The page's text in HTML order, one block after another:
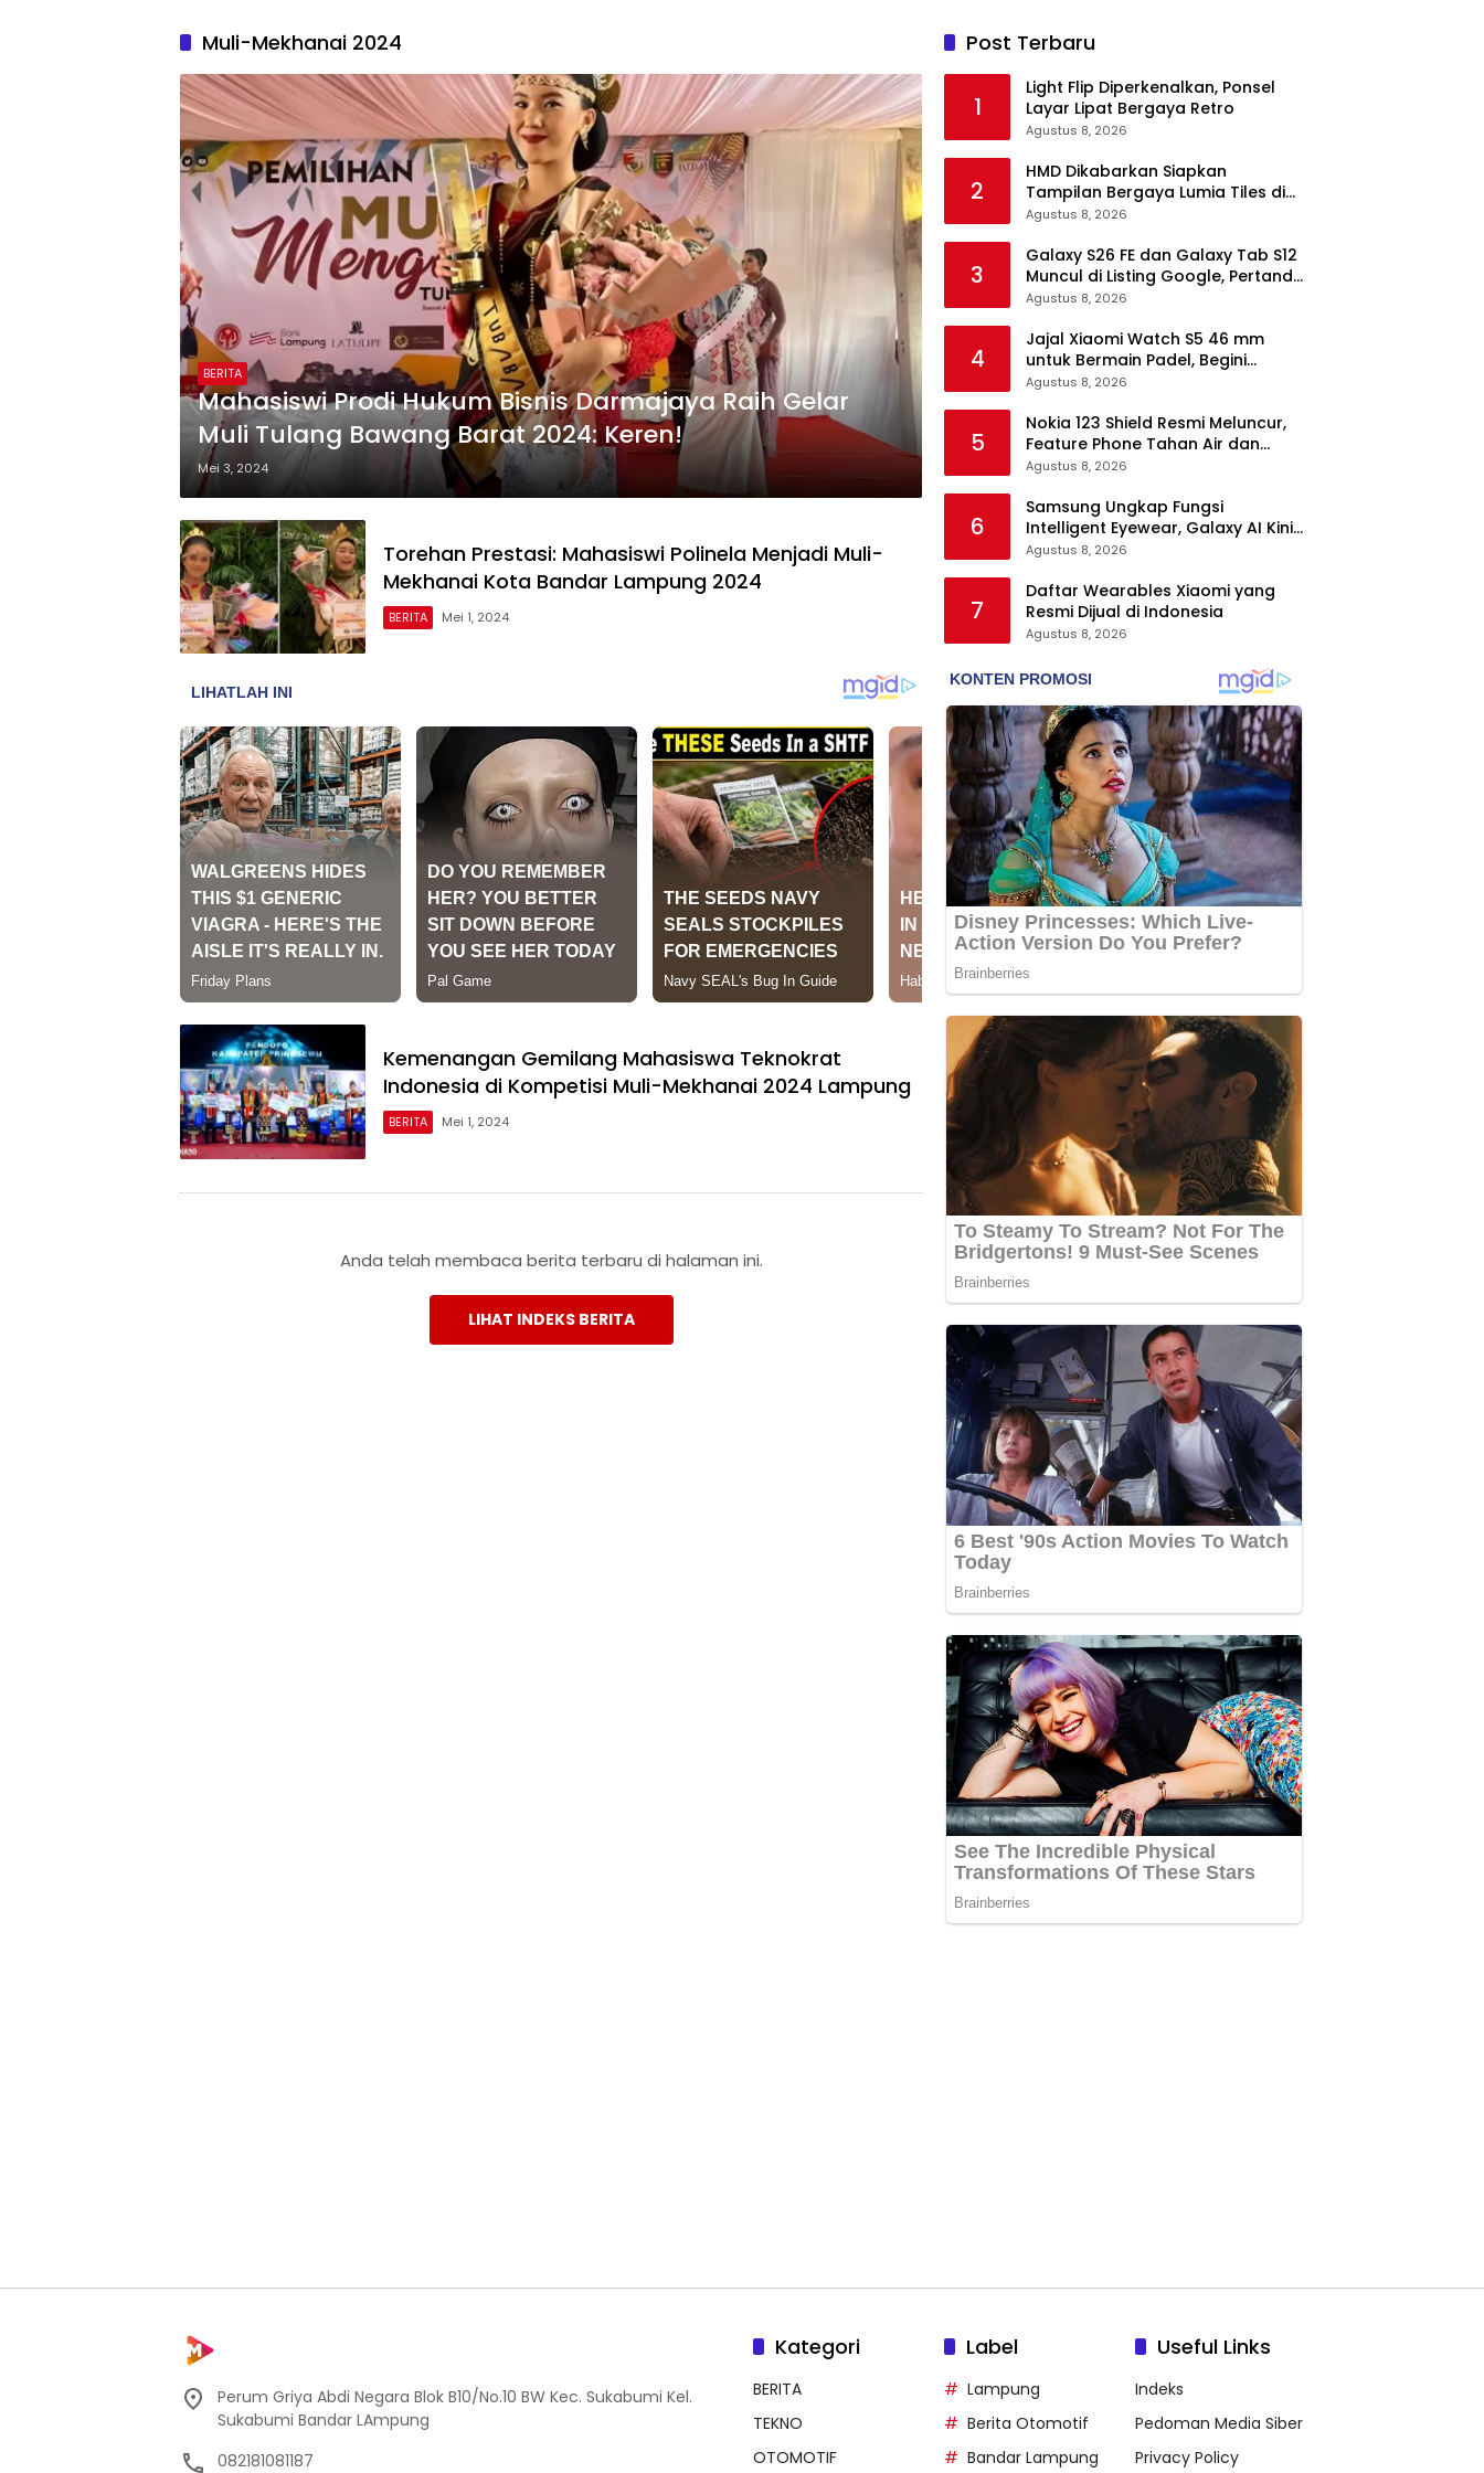
Muli-Mekhanai 2024
BERITA
Mahasiswi Prodi Hukum Bisnis Darmajaya Raih Gelar
Muli Tulang Bawang Barat 2024: Keren!
Mei 3, 2024
Torehan Prestasi: Mahasiswi Polinela Menjadi Muli-
Mekhanai Kota Bandar Lampung 2024
BERITA Mei 1, 2024
Kemenangan Gemilang Mahasiswa Teknokrat
Indonesia di Kompetisi Muli-Mekhanai 2024 Lampung
BERITA Mei 1, 2024
Anda telah membaca berita terbaru di halaman ini.
LIHAT INDEKS BERITA
Post Terbaru
1
Light Flip Diperkenalkan, Ponsel
Layar Lipat Bergaya Retro
Agustus 8, 2026
2
HMD Dikabarkan Siapkan
Tampilan Bergaya Lumia Tiles di
Ponsel Android
Agustus 8, 2026
3
Galaxy S26 FE dan Galaxy Tab S12
Muncul di Listing Google, Pertanda
Segera Rilis?
Agustus 8, 2026
4
Jajal Xiaomi Watch S5 46 mm
untuk Bermain Padel, Begini
Kemampuannya
Agustus 8, 2026
5
Nokia 123 Shield Resmi Meluncur,
Feature Phone Tahan Air dan
Debu
Agustus 8, 2026
6
Samsung Ungkap Fungsi
Intelligent Eyewear, Galaxy AI Kini
Bisa Diakses Tanpa Layar
Agustus 8, 2026
7
Daftar Wearables Xiaomi yang
Resmi Dijual di Indonesia
Agustus 8, 2026
Perum Griya Abdi Negara Blok B10/No.10 BW Kec. Sukabumi Kel.
Sukabumi Bandar LAmpung
082181081187
Kategori
BERITA
TEKNO
OTOMOTIF
Label
Lampung
Berita Otomotif
Bandar Lampung
Useful Links
Indeks
Pedoman Media Siber
Privacy Policy